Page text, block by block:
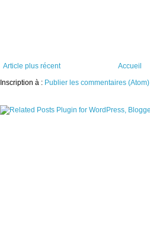
Article plus récent
Accueil
Inscription à : Publier les commentaires (Atom)